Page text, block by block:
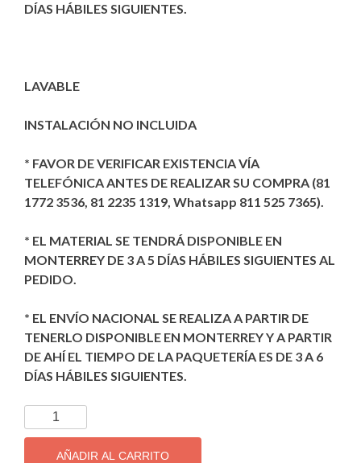
DÍAS HÁBILES SIGUIENTES.
LAVABLE
INSTALACIÓN NO INCLUIDA
* FAVOR DE VERIFICAR EXISTENCIA VÍA
TELEFÓNICA ANTES DE REALIZAR SU COMPRA (81
1772 3536, 81 2235 1319, Whatsapp 811 525 7365).
* EL MATERIAL SE TENDRÁ DISPONIBLE EN
MONTERREY DE 3 A 5 DÍAS HÁBILES SIGUIENTES AL
PEDIDO.
* EL ENVÍO NACIONAL SE REALIZA A PARTIR DE
TENERLO DISPONIBLE EN MONTERREY Y A PARTIR
DE AHÍ EL TIEMPO DE LA PAQUETERÍA ES DE 3 A 6
DÍAS HÁBILES SIGUIENTES.
TAPIZ
DECORATIVO
IMPORTADO
AÑADIR AL CARRITO